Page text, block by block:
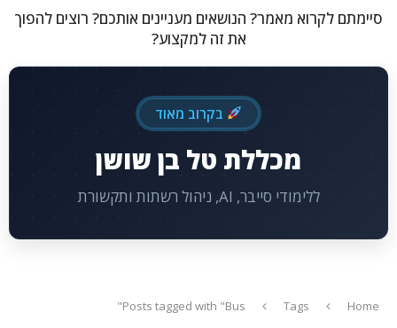
סיימתם לקרוא מאמר? הנושאים מעניינים אותכם? רוצים להפוך
את זה למקצוע?
בקרוב מאוד
מכללת טל בן שושן
ללימודי סייבר, AI, ניהול רשתות ותקשורת
Home
Tags
Posts tagged with "Bus"